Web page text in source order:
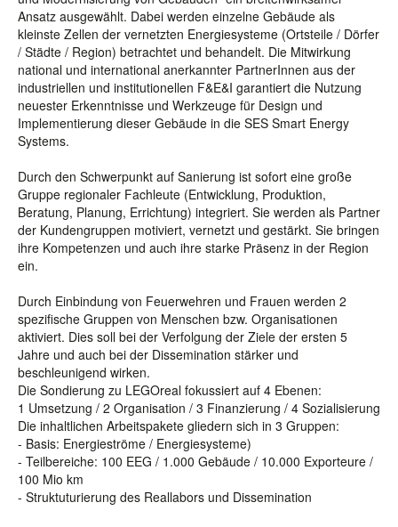
Ansatz ausgewählt. Dabei werden einzelne Gebäude als
kleinste Zellen der vernetzten Energiesysteme (Ortsteile / Dörfer
/ Städte / Region) betrachtet und behandelt. Die Mitwirkung
national und international anerkannter PartnerInnen aus der
industriellen und institutionellen F&E&I garantiert die Nutzung
neuester Erkenntnisse und Werkzeuge für Design und
Implementierung dieser Gebäude in die SES Smart Energy
Systems.
Durch den Schwerpunkt auf Sanierung ist sofort eine große
Gruppe regionaler Fachleute (Entwicklung, Produktion,
Beratung, Planung, Errichtung) integriert. Sie werden als Partner
der Kundengruppen motiviert, vernetzt und gestärkt. Sie bringen
ihre Kompetenzen und auch ihre starke Präsenz in der Region
ein.
Durch Einbindung von Feuerwehren und Frauen werden 2
spezifische Gruppen von Menschen bzw. Organisationen
aktiviert. Dies soll bei der Verfolgung der Ziele der ersten 5
Jahre und auch bei der Dissemination stärker und
beschleunigend wirken.
Die Sondierung zu LEGOreal fokussiert auf 4 Ebenen:
1 Umsetzung / 2 Organisation / 3 Finanzierung / 4 Sozialisierung
Die inhaltlichen Arbeitspakete gliedern sich in 3 Gruppen:
- Basis: Energieströme / Energiesysteme)
- Teilbereiche: 100 EEG / 1.000 Gebäude / 10.000 Exporteure /
100 Mio km
- Struktuturierung des Reallabors und Dissemination